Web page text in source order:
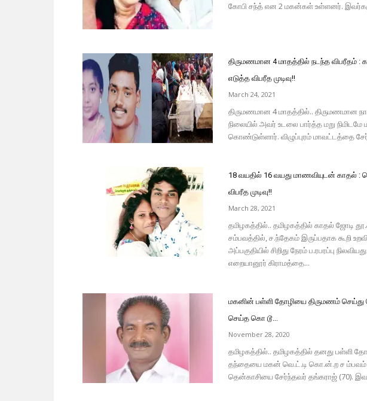
கோபி சந்த் என 2 மகன்கள் உள்ளனர்.
திருமணமான 4 மாதத்தில் நடந்த
எடுத்த விபரீத முடிவு!!
March 24, 2021
திருமணமான 4 மாதத்தில்.. திருமணமான
நிலையில் அவர் உடலை பார்த்த மறு
கொண்டுள்ளார். விழுப்புரம் மாவட்டத்தை
18 வயதில் 16 வயது மாணவியுடன் காதல் :
விபரீத முடிவு!!
March 28, 2021
தமிழகத்தில்.. தமிழகத்தில் காதல் ஜோடி
சம்பவத்தில், ச.ந்தேகம் இருப்பதாக கூறி
அப்பகுதியில் சிறிது நேரம் ப.ரபரப்பு
எறையானூர் கிராமத்தை...
மகனின் பள்ளி தோழியை திருமணம்
செய்த கொ டூ...
November 28, 2020
தமிழகத்தில்.. தமிழகத்தில் தனது பள்ளி
தந்தையை மகன் வெ.ட்.டி கொ.ன்.ற ச ம்பவம் ப
தென்காசியை சேர்ந்தவர் தங்கராஜ் (70).